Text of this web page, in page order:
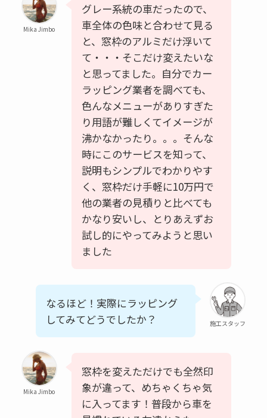
Mika Jimbo
グレー系統の車だったので、
車全体の色味と合わせて見る
と、窓枠のアルミだけ浮いて
て・・・そこだけ変えたいな
と思ってました。自分でカー
ラッピング業者を調べても、
色んなメニューがありすぎた
り用語が難しくてイメージが
沸かなかったり。。。そんな
時にこのサービスを知って、
説明もシンプルでわかりやす
く、窓枠だけ手軽に10万円で
他の業者の見積りと比べても
かなり安いし、とりあえずお
試し的にやってみようと思い
ました
施工スタッフ
なるほど！実際にラッピング
してみてどうでしたか？
Mika Jimbo
窓枠を変えただけでも全然印
象が違って、めちゃくちゃ気
に入ってます！普段から車を